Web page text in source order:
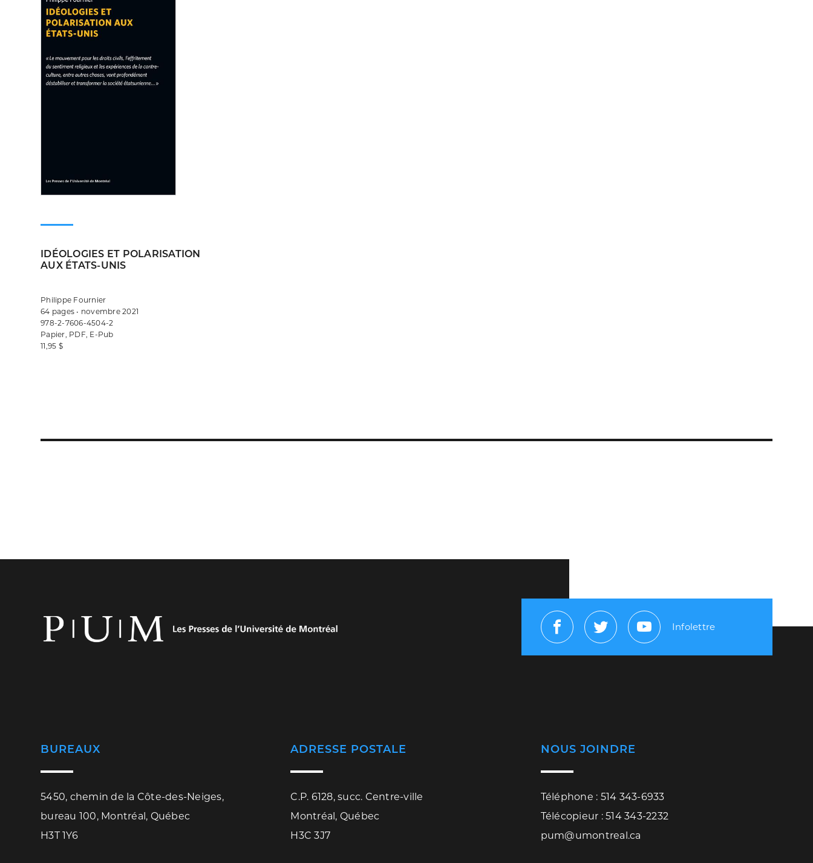
IDÉOLOGIES ET POLARISATION
AUX ÉTATS-UNIS
Philippe Fournier
64 pages • novembre 2021
978-2-7606-4504-2
Papier, PDF, E-Pub
11,95 $
FacebookTwitterYoutube
Infolettre
BUREAUX
5450, chemin de la Côte-des-Neiges,
bureau 100, Montréal, Québec
H3T 1Y6
ADRESSE POSTALE
C.P. 6128, succ. Centre-ville
Montréal, Québec
H3C 3J7
NOUS JOINDRE
Téléphone : 514 343-6933
Télécopieur : 514 343-2232
pum@umontreal.ca